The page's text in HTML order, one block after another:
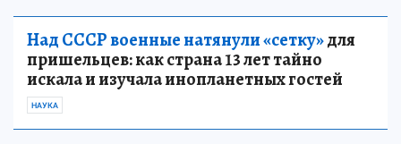
Над СССР военные натянули «сетку»для
пришельцев: как страна 13 лет тайно
искала и изучала инопланетных гостей
НАУКА